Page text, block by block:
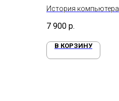
История компьютера
7 900 р.
В КОРЗИНУ